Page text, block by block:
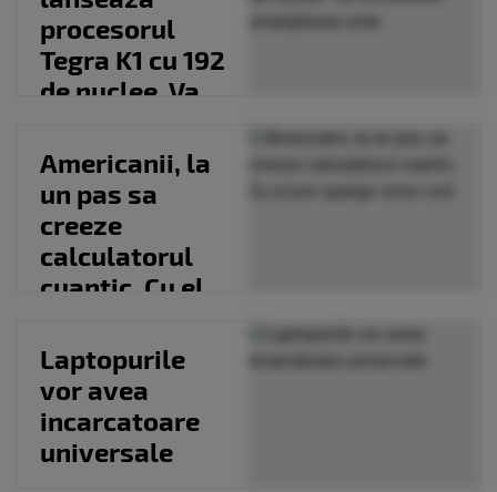
procesorul
Tegra K1 cu 192
de nuclee. Va
smartphone-
urile
Americanii, la
un pas sa
creeze
calculatorul
cuantic. Cu el
orice cod
Laptopurile
vor avea
incarcatoare
universale